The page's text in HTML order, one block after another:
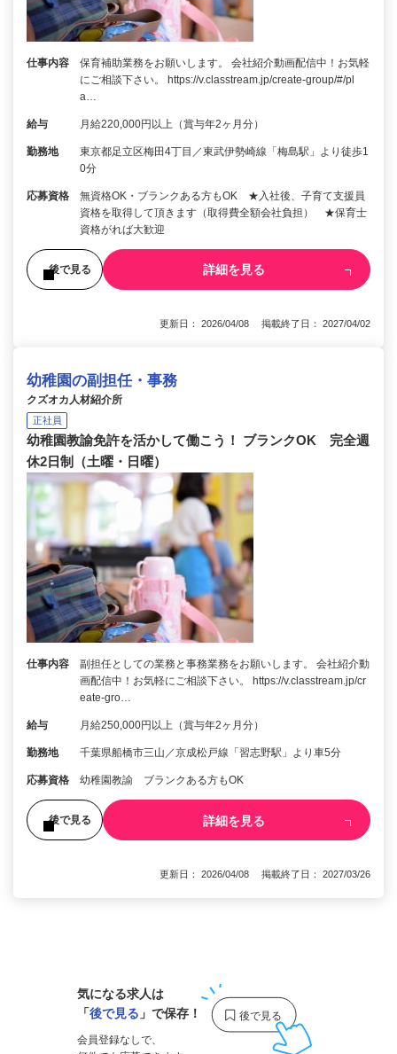
仕事内容
保育補助業務をお願いします。 会社紹介動画配信中！お気軽
にご相談下さい。 https://v.classtream.jp/create-group/#/pl
a…
給与 月給220,000円以上（賞与年2ヶ月分）
勤務地
東京都足立区梅田4丁目／東武伊勢崎線「梅島駅」より徒歩1
0分
応募資格
無資格OK・ブランクある方もOK ★入社後、子育て支援員
資格を取得して頂きます（取得費全額会社負担） ★保育士
資格がれば大歓迎
後で見る 詳細を見る
更新日： 2026/04/08 掲載終了日： 2027/04/02
幼稚園の副担任・事務
クズオカ人材紹介所
正社員
幼稚園教諭免許を活かして働こう！ ブランクOK 完全週
休2日制（土曜・日曜）
仕事内容
副担任としての業務と事務業務をお願いします。 会社紹介動
画配信中！お気軽にご相談下さい。 https://v.classtream.jp/cr
eate-gro…
給与 月給250,000円以上（賞与年2ヶ月分）
勤務地 千葉県船橋市三山／京成松戸線「習志野駅」より車5分
応募資格 幼稚園教諭 ブランクある方もOK
後で見る 詳細を見る
更新日： 2026/04/08 掲載終了日： 2027/03/26
気になる求人は
「後で見る 」で保存！
会員登録なしで、